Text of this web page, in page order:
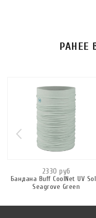
РАНЕЕ
2330 руб
Бандана Buff CoolNet UV
Seagrove Green